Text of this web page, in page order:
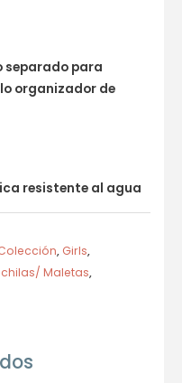
separado para
organizador de
resistente al agua
, Girls,
Maletas,